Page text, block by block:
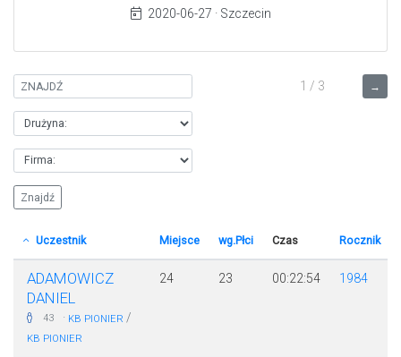
2020-06-27 · Szczecin
→
1 / 3
Uczestnik Miejsce wg.Płci Czas Rocznik
ADAMOWICZ
DANIEL
43 · KB PIONIER /
KB PIONIER
24 23 00:22:54 1984